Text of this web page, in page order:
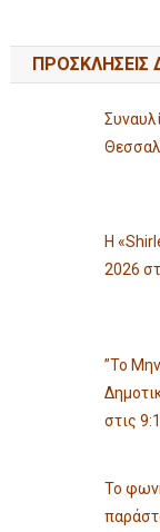
ΠΡΟΣΚΛΗΣΕΙΣ
Η
2026
”Το
στις
Το